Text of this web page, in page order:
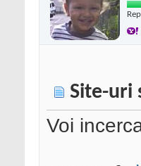
Site-uri
Voi